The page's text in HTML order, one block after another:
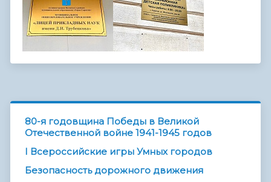
80-я годовщина Победы в Великой
Отечественной войне 1941-1945 годов
I Всероссийские игры Умных городов
Безопасность дорожного движения